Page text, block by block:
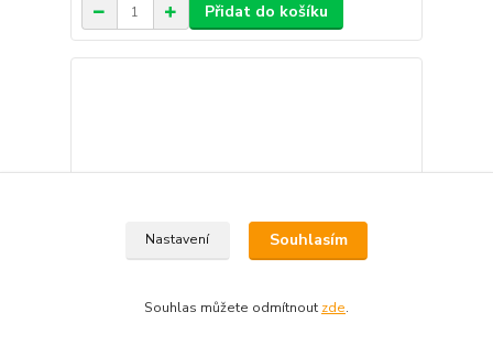
Přidat do košíku
Nastavení Souhlasím
Souhlas můžete odmítnout zde.